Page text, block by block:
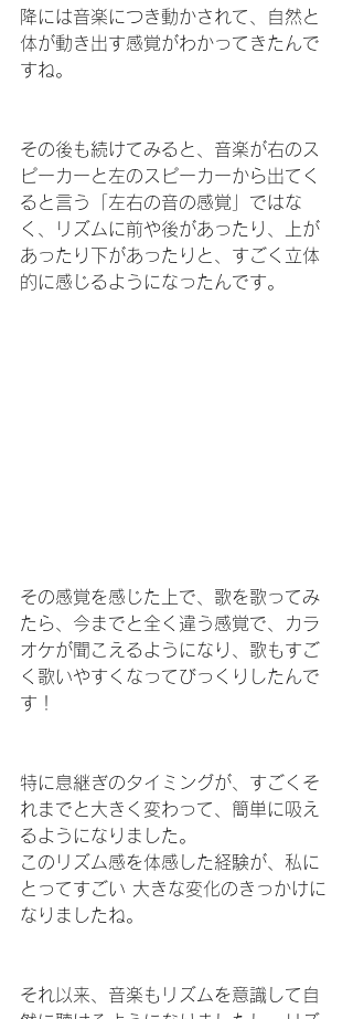
降には音楽につき動かされて、自然と
体が動き出す感覚がわかってきたんで
すね。
その後も続けてみると、音楽が右のス
ピーカーと左のスピーカーから出てく
ると言う「左右の音の感覚」ではな
く、リズムに前や後があったり、上が
あったり下があったりと、すごく立体
的に感じるようになったんです。
その感覚を感じた上で、歌を歌ってみ
たら、今までと全く違う感覚で、カラ
オケが聞こえるようになり、歌もすご
く歌いやすくなってびっくりしたんで
す！
特に息継ぎのタイミングが、すごくそ
れまでと大きく変わって、簡単に吸え
るようになりました。
このリズム感を体感した経験が、私に
とってすごい 大きな変化のきっかけに
なりましたね。
それ以来、音楽もリズムを意識して自